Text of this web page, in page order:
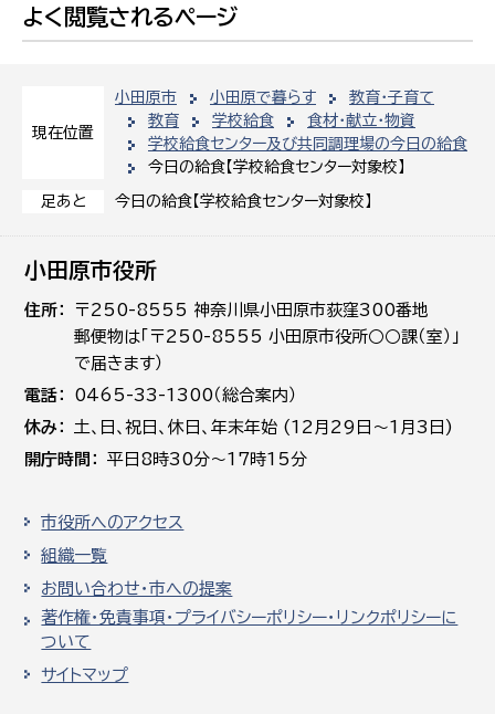
現在位置
小田原市 小田原で暮らす
教育・子育て
教育
学校給食
食材・献立・物資
学校給食センター及び共同調理場の今日の給食
今日の給食【学校給食センター対象校】
足あと 今日の給食【学校給食センター対象校】
よく閲覧されるページ
小田原市役所
住所
〒250-8555 神奈川県小田原市荻窪300番地
郵便物は「〒250-8555 小田原市役所○○課（室）」
で届きます）
電話
0465-33-1300（総合案内）
休み
土､日､祝日、休日、年末年始 (12月29日～1月3日)
開庁時間
平日8時30分～17時15分
市役所へのアクセス
組織一覧
お問い合わせ・市への提案
著作権・免責事項・プライバシーポリシー・リンクポリシーに
ついて
サイトマップ